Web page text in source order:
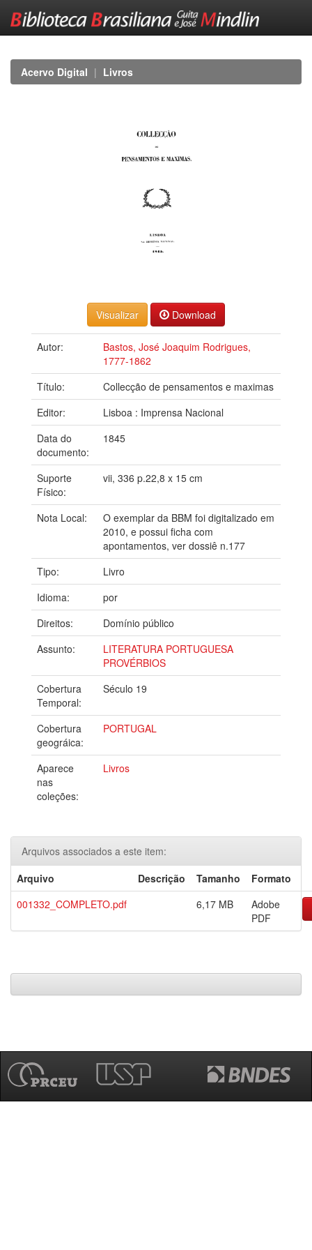
navigationAcervo Digital Livros
Download
Autor:
Bastos, José Joaquim Rodrigues,
1777-1862
Título:
Collecção de pensamentos e maximas
Editor:
Lisboa : Imprensa Nacional
Data do
documento:
1845
Suporte
Físico:
vii, 336 p.22,8 x 15 cm
Nota Local:
O exemplar da BBM foi digitalizado em
2010, e possui ficha com
apontamentos, ver dossiê n.177
Tipo:
Livro
Idioma:
por
Direitos:
Domínio público
Assunto:
LITERATURA PORTUGUESA
PROVÉRBIOS
Cobertura
Temporal:
Século 19
Cobertura
geográica:
PORTUGAL
Aparece
nas
coleções:
Livros
Arquivos associados a este item:
Arquivo
Descrição Tamanho
Formato
001332_COMPLETO.pdf
6,17 MB
Adobe
PDF